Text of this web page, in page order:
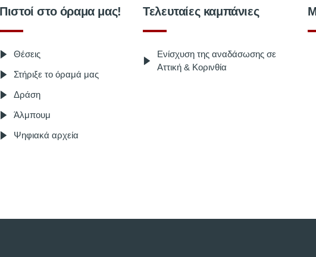
Πιστοί στο όραμα μας!
Θέσεις
Στήριξε το όραμά μας
Δράση
Άλμπουμ
Ψηφιακά αρχεία
Τελευταίες καμπάνιες
Ενίσχυση της αναδάσωσης σε
Αττική & Κορινθία